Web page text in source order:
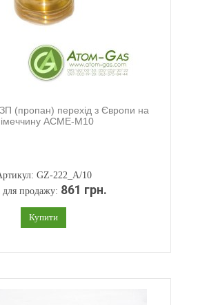
(пропан) перехід з Європи на
ACME-M10
GZ-222_A/10
для продажу: 861 грн.
Купити